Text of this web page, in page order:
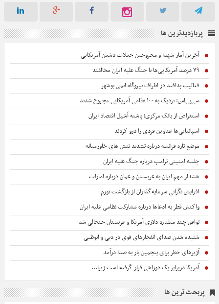
پربازدیدترین ها
آخرین آمار شهدا و مجروحین حملات دشمن آمریکایی
۷۹ درصد آمریکایی‌ها با جنگ علیه ایران مخالفند
فعالیت پدافند در اطراف نیروگاه اتمی بوشهر
سی‌بی‌اس: نزدیک به ۱۰۰ نظامی آمریکایی مجروح شدند
استقراض از بانک مرکزی؛ پاشنه آشیل اقتصاد ایران
اسپانیایی‌ها عناوین فردی را درو کردند
موضع تازه فرانسه درباره تشدید تنش های خاورمیانه
جلسه امنیتی ترامپ درباره جنگ علیه ایران
هشدار مهم ایران به عربستان و عمان درباره امارات
افزایش نگرانی سرمایه‌گذاران از بازگشت تورم
واکنش قطر به ادعاها درباره مشارکت نظامی علیه ایران
توافق چند میلیارد دلاری آمریکا و عربستان جنجالی شد
شنیده شدن صدای انفجارهای قوی‌ در دبی و ابوظبی
آژیرهای خطر برای پنجمین بار به صدا درآمد
آمریکا دربرابر یک دوراهی قرار گرفته است زیرا...
پربحث ترین ها